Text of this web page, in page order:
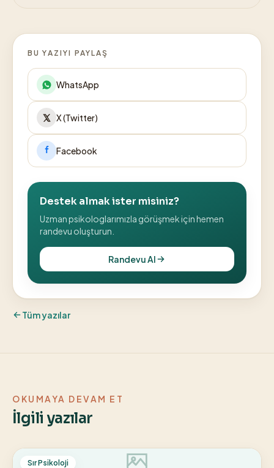
BU YAZIYI PAYLAŞ
WhatsApp
X (Twitter)
Facebook
Destek almak ister misiniz?
Uzman psikologlarımızla görüşmek için hemen
randevu oluşturun.
Randevu Al
Tüm yazılar
OKUMAYA DEVAM ET
İlgili yazılar
Sır Psikoloji